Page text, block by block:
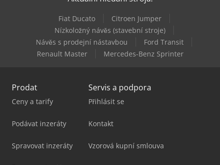
Fiat Ducato
Citroen Jumper
Nízkoložný návěs (stavební stroje)
Návěs s prodejní nástavbou
Ford Transit
Renault Master
Mercedes-Benz Sprinter
Prodat
Ceny a tarify
Podávat inzeráty
Spravovat inzeráty
Servis a podpora
Přihlásit se
Kontakt
Vzorová kupní smlouva